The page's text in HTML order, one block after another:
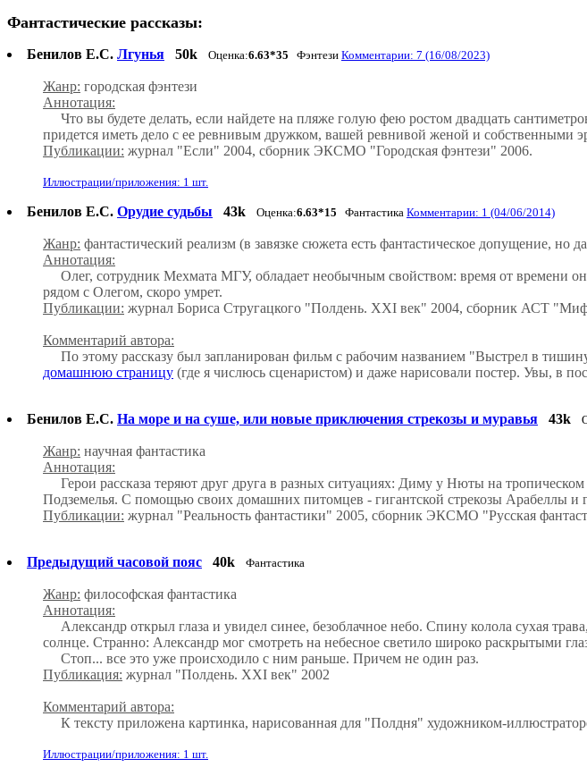
Фантастические рассказы:
Бенилов Е.С. Лгунья 50k Оценка:6.63*35 Фэнтези Комментарии: 7 (16/08/2023)
Жанр: городская фэнтези
Аннотация:
Что вы будете делать, если найдете на пляже голую фею ростом двадцать
придется иметь дело с ее ревнивым дружком, вашей ревнивой женой и собственными
Публикации: журнал "Если" 2004, сборник ЭКСМО "Городская фэнтези" 2006.
Иллюстрации/приложения: 1 шт.
Бенилов Е.С. Орудие судьбы 43k Оценка:6.63*15 Фантастика Комментарии: 1 (04/06/2014)
Жанр: фантастический реализм (в завязке сюжета есть фантастическое допущение, но
Аннотация:
Олег, сотрудник Мехмата МГУ, обладает необычным свойством: время от времени
рядом с Олегом, скоро умрет.
Публикации: журнал Бориса Стругацкого "Полдень. XXI век" 2004, сборник АСТ
Комментарий автора:
По этому рассказу был запланирован фильм с рабочим названием "Выстрел в
домашнюю страницу (где я числюсь сценаристом) и даже нарисовали постер. Увы, в
Бенилов Е.С. На море и на суше, или новые приключения стрекозы и муравья 43k
Жанр: научная фантастика
Аннотация:
Герои рассказа теряют друг друга в разных ситуациях: Диму у Нюты на
Подземелья. С помощью своих домашних питомцев - гигантской стрекозы Арабеллы и
Публикации: журнал "Реальность фантастики" 2005, сборник ЭКСМО "Русская
Предыдущий часовой пояс 40k Фантастика
Жанр: философская фантастика
Аннотация:
Александр открыл глаза и увидел синее, безоблачное небо. Спину колола сухая
солнце. Странно: Александр мог смотреть на небесное светило широко раскрытыми
Стоп... все это уже происходило с ним раньше. Причем не один раз.
Публикация: журнал "Полдень. XXI век" 2002
Комментарий автора:
К тексту приложена картинка, нарисованная для "Полдня" художником-
Иллюстрации/приложения: 1 шт.